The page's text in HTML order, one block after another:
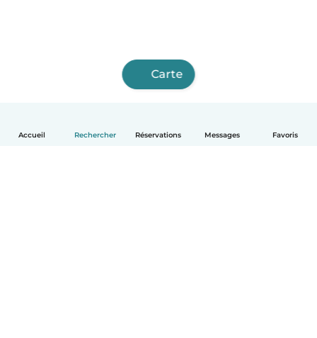
Accueil Rechercher Réservations Messages Favoris
Carte